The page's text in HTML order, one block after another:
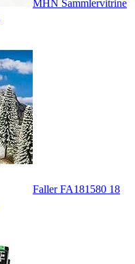
MHN Sammlervitrine
Faller FA181580 18